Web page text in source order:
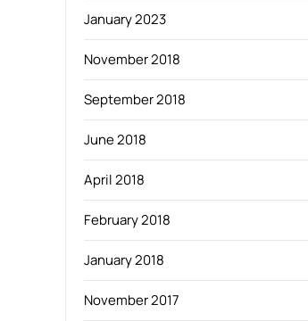
January 2023
November 2018
September 2018
June 2018
April 2018
February 2018
January 2018
November 2017